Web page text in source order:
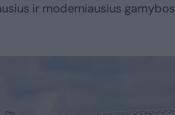
ir moderniausius gamybos